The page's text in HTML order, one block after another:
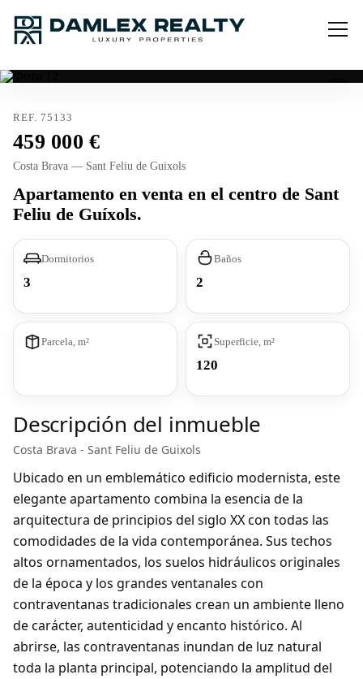
REF. 75133
459 000
Costa Brava — Sant Feliu de Guixols
Apartamento en venta en el centro de Sant
Feliu de Guíxols.
Dormitorios
3
Baños
2
Parcela, m² Superficie, m²
120
Descripción del inmueble
Costa Brava - Sant Feliu de Guixols
Ubicado en un emblemático edificio modernista, este
elegante apartamento combina la esencia de la
arquitectura de principios del siglo XX con todas las
comodidades de la vida contemporánea. Sus techos
altos ornamentados, los suelos hidráulicos originales
de la época y los grandes ventanales con
contraventanas tradicionales crean un ambiente lleno
de carácter, autenticidad y encanto histórico. Al
abrirse, las contraventanas inundan de luz natural
toda la planta principal, potenciando la amplitud del